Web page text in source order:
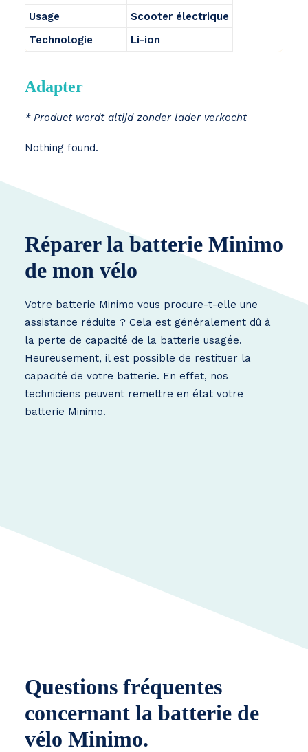
Usage
Scooter électrique
Technologie
Li-ion
Adapter
* Product wordt altijd zonder lader verkocht
Nothing found.
Réparer la batterie Minimo
de mon vélo
Votre batterie Minimo vous procure-t-elle une
assistance réduite ? Cela est généralement dû à
la perte de capacité de la batterie usagée.
Heureusement, il est possible de restituer la
capacité de votre batterie. En effet, nos
techniciens peuvent remettre en état votre
batterie Minimo.
Questions fréquentes
concernant la batterie de
vélo Minimo.